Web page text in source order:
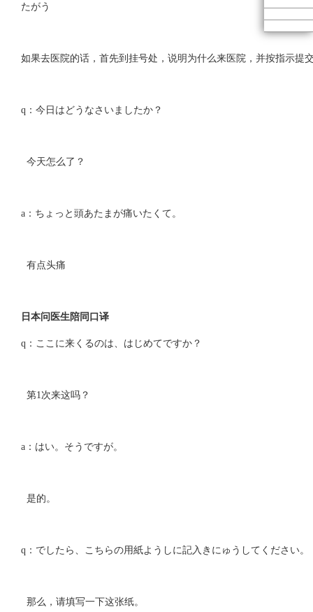
たがう
如果去医院的话，首先到挂号处，说明为什么来医院，并按指示提
q：今日はどうなさいましたか？
今天怎么了？
a：ちょっと頭あたまが痛いたくて。
有点头痛
日本问医生陪同口译
q：ここに来くるのは、はじめてですか？
第1次来这吗？
a：はい。そうですが。
是的。
q：でしたら、こちらの用紙ようしに記入きにゅうしてください。
那么，请填写一下这张纸。